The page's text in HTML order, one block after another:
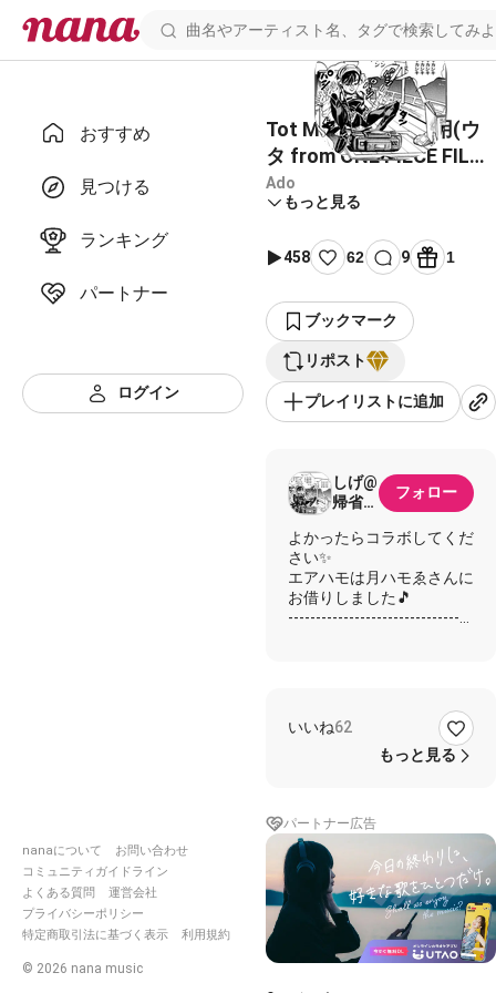
おすすめ
見つける
ランキング
パートナー
ログイン
nanaについて
お問い合わせ
コミュニティガイドライン
よくある質問
運営会社
プライバシーポリシー
特定商取引法に基づく表示
利用規約
© 2026 nana music
Tot Musica コラボ用(ウ
タ from ONE PIECE FILM
RED)
Ado
もっと見る
458 62 9 1
ブックマーク
リポスト
プレイリストに追加
しげ@
帰省の
浮上
フォロー
よかったらコラボしてくだ
さい✨
エアハモは月ハモゑさんに
お借りしました🎵
---------------------------------
(ᚷᚨᚺ ᛉᚨᚾ ᛏᚨᚲ ᚷᚨᚺ ᛉᚨᚾ ᛏᚨᛏ
(Gah zan tak gah zan tat
★雨打つ心
☆彷徨う何処
★枯れ果てず湧く願いと涙
☆解き放つ 呪を紡ぐ言の
葉
(ᛗᛁᛖ ᚾᛖᚷ ᛟᚾ ᚷᛁᛖᚲ ᚷᛁᛖᚲ
ᚾᚨᚺ ᛈᚺᚨᛋ ᛏᛖᛉᛉᛖ ᛚᚨᚺ)
いいね62
もっと見る
パートナー広告